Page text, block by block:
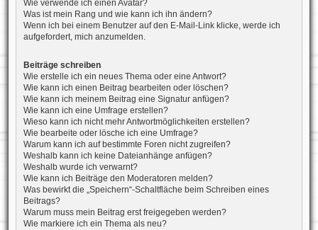
Wie verwende ich einen Avatar?
Was ist mein Rang und wie kann ich ihn ändern?
Wenn ich bei einem Benutzer auf den E-Mail-Link klicke, werde ich
aufgefordert, mich anzumelden.
Beiträge schreiben
Wie erstelle ich ein neues Thema oder eine Antwort?
Wie kann ich einen Beitrag bearbeiten oder löschen?
Wie kann ich meinem Beitrag eine Signatur anfügen?
Wie kann ich eine Umfrage erstellen?
Wieso kann ich nicht mehr Antwortmöglichkeiten erstellen?
Wie bearbeite oder lösche ich eine Umfrage?
Warum kann ich auf bestimmte Foren nicht zugreifen?
Weshalb kann ich keine Dateianhänge anfügen?
Weshalb wurde ich verwarnt?
Wie kann ich Beiträge den Moderatoren melden?
Was bewirkt die „Speichern“-Schaltfläche beim Schreiben eines
Beitrags?
Warum muss mein Beitrag erst freigegeben werden?
Wie markiere ich ein Thema als neu?